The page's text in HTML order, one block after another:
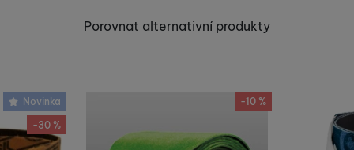
RecenzePorovnat alternativní produkty
-10 %
Novinka
-30 %